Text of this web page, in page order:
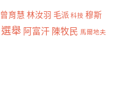
曾育慧 林汝羽 毛派 科技 穆斯
選舉 阿富汗 陳牧民 馬爾地夫